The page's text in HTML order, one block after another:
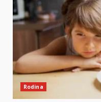
Rodina